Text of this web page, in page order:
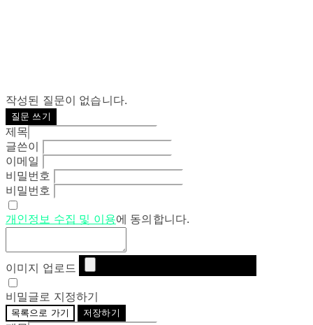
작성된 질문이 없습니다.
질문 쓰기
제목
글쓴이
이메일
비밀번호
비밀번호
개인정보 수집 및 이용에 동의합니다.
이미지 업로드
비밀글로 지정하기
목록으로 가기 저장하기